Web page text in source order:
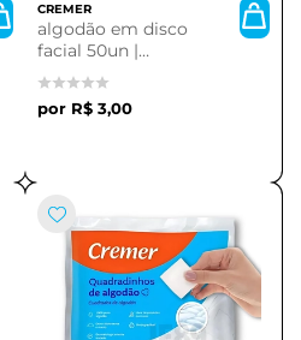
CREMER
algodão em disco
facial 50un |
praticidade e
conforto para sua
belezaR$ 3,00